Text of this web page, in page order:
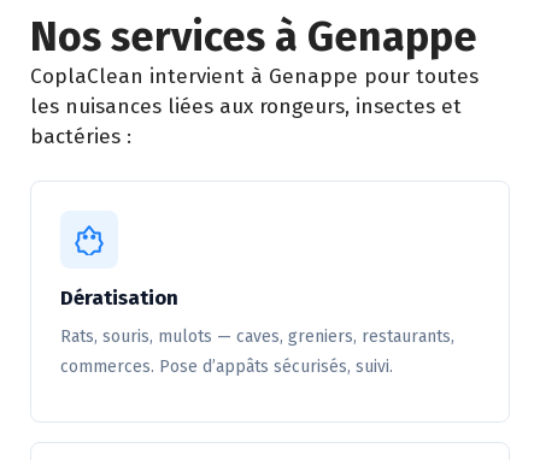
Nos services à Genappe
CoplaClean intervient à Genappe pour toutes
les nuisances liées aux rongeurs, insectes et
bactéries :
Dératisation
Rats, souris, mulots — caves, greniers, restaurants,
commerces. Pose d’appâts sécurisés, suivi.